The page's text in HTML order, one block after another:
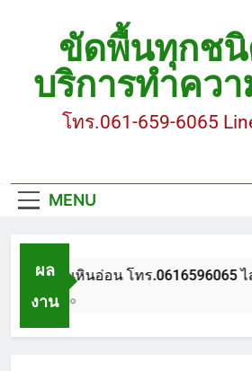
ขัดพื้นหินขัด อบต.แห
ขัดพื้นหินอ่อน โทร
บทความ : การดูแล
ขัดพื้นทุกชนิ
บริการทำคว
โทร.061-659-6065
MENU
ผล
งาน
ขัดพื้นหินอ่อน โทร.0616596065 ไล
1 ปี Ago